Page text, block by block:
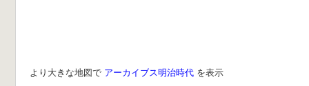
より大きな地図で アーカイブス明治時代 を表示